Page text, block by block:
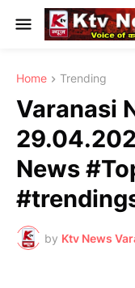
Home Trending
Varanasi
News
by Ktv News